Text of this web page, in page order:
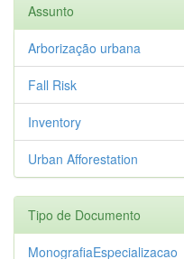
Assunto
Arborização urbana
Fall Risk
Inventory
Urban Afforestation
Tipo de Documento
MonografiaEspecializacao